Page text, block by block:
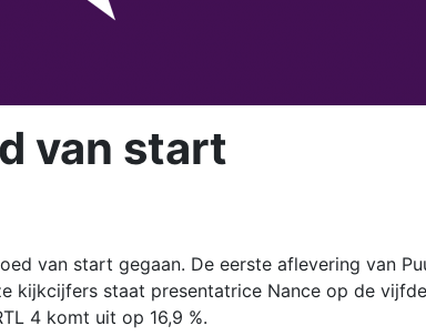
van start
van start gegaan. De eerste aflevering van
kijkcijfers staat presentatrice Nance op de vijfde
4 komt uit op 16,9 %.